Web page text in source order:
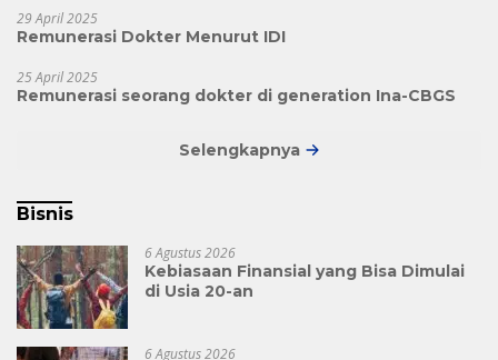
29 April 2025
Remunerasi Dokter Menurut IDI
25 April 2025
Remunerasi seorang dokter di generation Ina-CBGS
Selengkapnya
Bisnis
6 Agustus 2026
Kebiasaan Finansial yang Bisa Dimulai
di Usia 20-an
6 Agustus 2026